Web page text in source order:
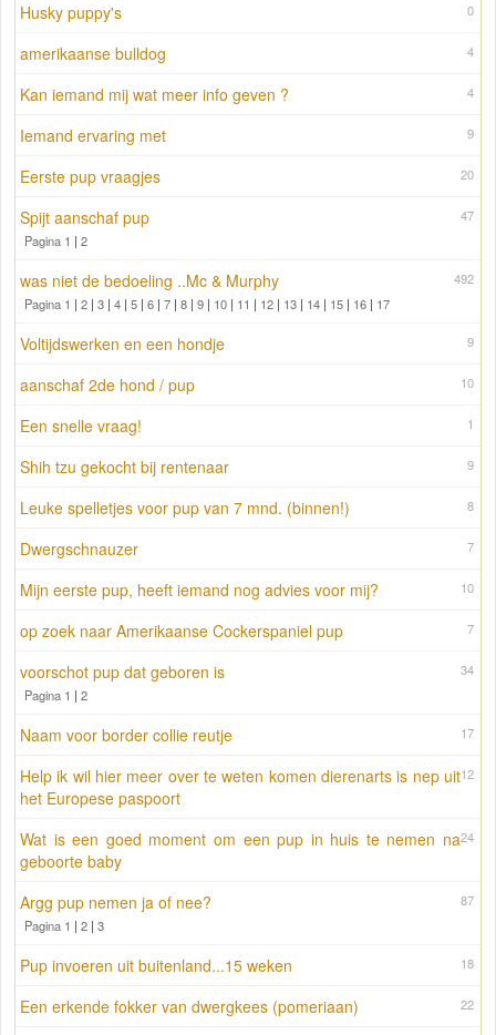
0
Husky puppy's
4
amerikaanse bulldog
4
Kan iemand mij wat meer info geven ?
9
Iemand ervaring met
20
Eerste pup vraagjes
47
Spijt aanschaf pup
Pagina 1 | 2
492
was niet de bedoeling ..Mc & Murphy
Pagina 1 | 2 | 3 | 4 | 5 | 6 | 7 | 8 | 9 | 10 | 11 | 12 | 13 | 14 | 15 | 16 | 17
9
Voltijdswerken en een hondje
10
aanschaf 2de hond / pup
1
Een snelle vraag!
9
Shih tzu gekocht bij rentenaar
8
Leuke spelletjes voor pup van 7 mnd. (binnen!)
7
Dwergschnauzer
10
Mijn eerste pup, heeft iemand nog advies voor mij?
7
op zoek naar Amerikaanse Cockerspaniel pup
34
voorschot pup dat geboren is
Pagina 1 | 2
17
Naam voor border collie reutje
12
Help ik wil hier meer over te weten komen dierenarts is nep uit
het Europese paspoort
24
Wat is een goed moment om een pup in huis te nemen na
geboorte baby
87
Argg pup nemen ja of nee?
Pagina 1 | 2 | 3
18
Pup invoeren uit buitenland...15 weken
22
Een erkende fokker van dwergkees (pomeriaan)